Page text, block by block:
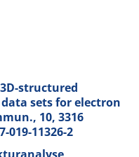
3D-structured
sets for electron
10, 3316
019-11326-2